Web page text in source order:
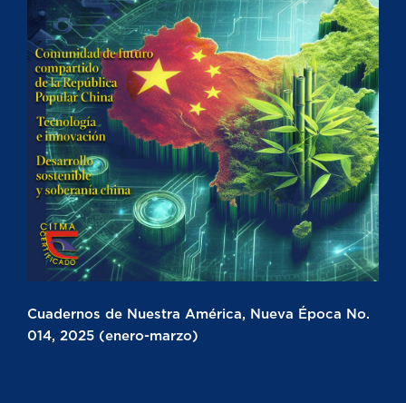
Cuadernos de Nuestra América, Nueva Época No.
014, 2025 (enero-marzo)